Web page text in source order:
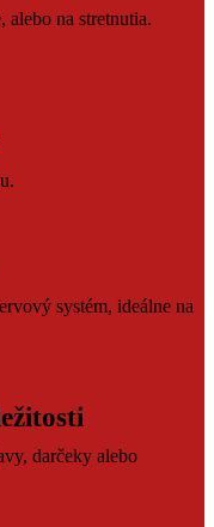
alebo na stretnutia.
systém, ideálne na
darčeky alebo